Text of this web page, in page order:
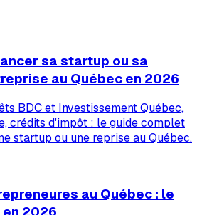
sa startup ou sa
au Québec en 2026
BDC et Investissement Québec,
crédits d'impôt : le guide complet
startup ou une reprise au Québec.
au Québec : le